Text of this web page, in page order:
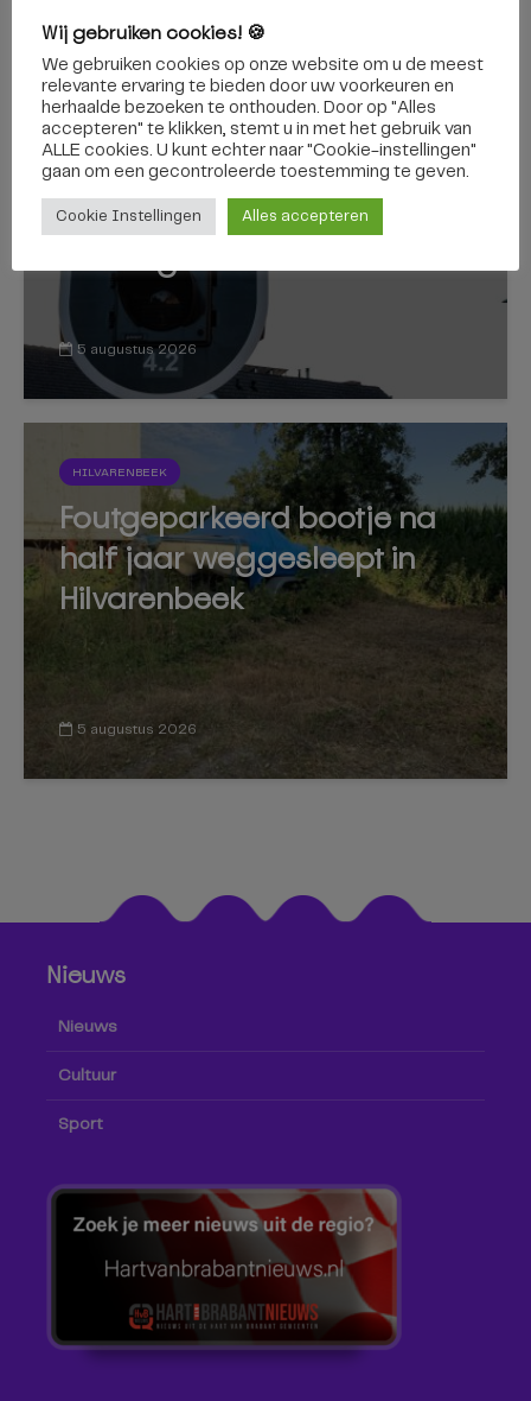
TILBURG
Kruising Ringbaan-Noord en
Quirijnstoklaan afgesloten,
stoplichten worden
5 augustus 2026
HILVARENBEEK
Foutgeparkeerd bootje na
half jaar weggesleept in
Hilvarenbeek
5 augustus 2026
Nieuws
Nieuws
Cultuur
Sport
Wij gebruiken cookies! 🍪
We gebruiken cookies op onze website om u de meest
relevante ervaring te bieden door uw voorkeuren en
herhaalde bezoeken te onthouden. Door op "Alles
accepteren" te klikken, stemt u in met het gebruik van
ALLE cookies. U kunt echter naar "Cookie-instellingen"
gaan om een ​​gecontroleerde toestemming te geven.
Cookie Instellingen Alles accepteren